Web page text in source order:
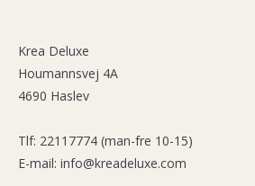
Krea Deluxe
Houmannsvej 4A
4690 Haslev
Tlf: 22117774 (man-fre 10-15)
E-mail: info@kreadeluxe.com